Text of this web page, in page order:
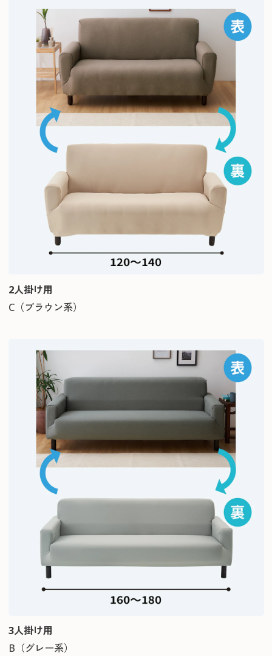
2人掛け用
C（ブラウン系）
3人掛け用
B（グレー系）